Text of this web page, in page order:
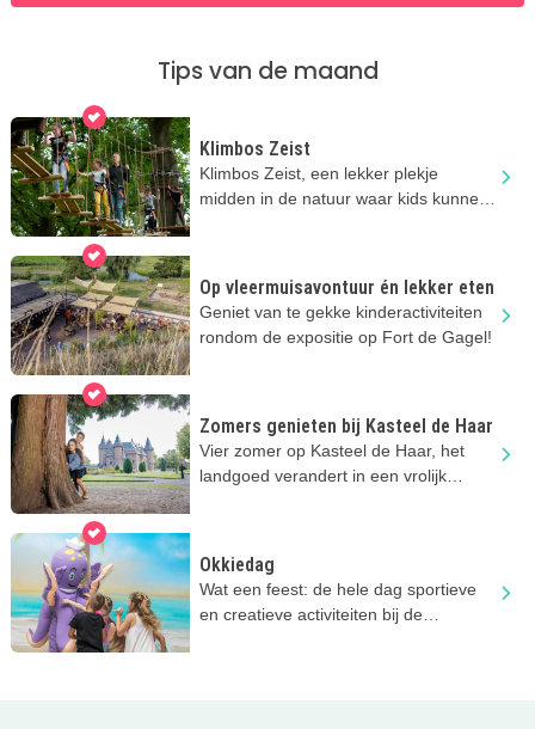
Tips van de maand
Klimbos Zeist
Klimbos Zeist, een lekker plekje
midden in de natuur waar kids kunnen
Op vleermuisavontuur én lekker eten
Geniet van te gekke kinderactiviteiten
rondom de expositie op Fort de Gagel!
Zomers genieten bij Kasteel de Haar
Vier zomer op Kasteel de Haar, het
landgoed verandert in een vrolijk
Okkiedag
Wat een feest: de hele dag sportieve
en creatieve activiteiten bij de